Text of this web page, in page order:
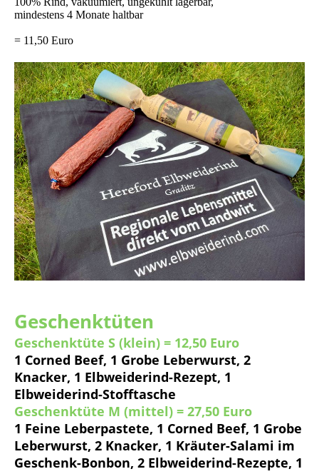
mindestens 4 Monate haltbar
= 11,50 Euro
Geschenktüten
Geschenktüte S (klein) = 12,50 Euro
1 Corned Beef, 1 Grobe Leberwurst, 2
Knacker, 1 Elbweiderind-Rezept, 1
Elbweiderind-Stofftasche
Geschenktüte M (mittel) = 27,50 Euro
1 Feine Leberpastete, 1 Corned Beef, 1 Grobe
Leberwurst, 2 Knacker, 1 Kräuter-Salami im
Geschenk-Bonbon, 2 Elbweiderind-Rezepte, 1